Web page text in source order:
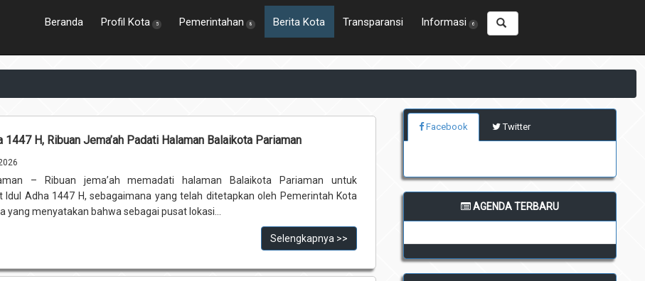
Beranda Profil Kota 5 Pemerintahan 8 Berita Kota Transparansi Informasi 6
1447 H, Ribuan Jema’ah Padati Halaman Balaikota Pariaman
– Ribuan jema’ah memadati halaman Balaikota Pariaman untuk
Idul Adha 1447 H, sebagaimana yang telah ditetapkan oleh Pemerintah Kota
yang menyatakan bahwa sebagai pusat lokasi...
Selengkapnya >>
Facebook Twitter
AGENDA TERBARU